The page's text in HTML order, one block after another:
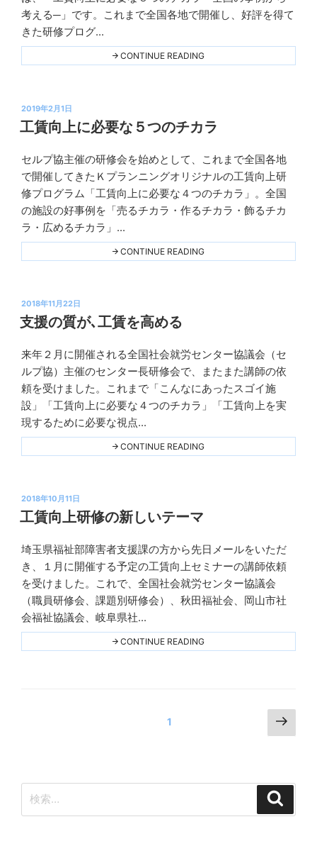
ラ
ン
ニ
考える─」です。これまで全国各地で開催し、好評を得て
きた研修プログ...
"埼
玉
上
会"
THIS
CONTINUE READING
投
稿
日:
2019年2月1日
工賃向上に必要な５つのチカラ
Ｋ
プ
ラ
ン
ニ
セルプ協主催の研修会を始めとして、これまで全国各地
で開催してきたＫプランニングオリジナルの工賃向上研
修プログラム「工賃向上に必要な４つのチカラ」。全国
の施設の好事例を「売るチカラ・作るチカラ・飾るチカ
ラ・広めるチカラ」...
"工
賃
要
な
の
カ
ラ"
CONTINUE READING
投
稿
日:
2018年11月22日
支援の質が､工賃を高める
Ｋ
プ
ラ
ン
ニ
来年２月に開催される全国社会就労センター協議会（セ
ルプ協）主催のセンター長研修会で、またまた講師の依
頼を受けました。これまで「こんなにあったスゴイ施
設」「工賃向上に必要な４つのチカラ」「工賃向上を実
現するために必要な視点...
"支
援
を
る"
THIS
CONTINUE READING
投
稿
日:
2018年10月11日
工賃向上研修の新しいテーマ
Ｋ
プ
ラ
ン
ニ
埼玉県福祉部障害者支援課の方から先日メールをいただ
き、１月に開催する予定の工賃向上セミナーの講師依頼
を受けました。これで、全国社会就労センター協議会
（職員研修会、課題別研修会）、秋田福祉会、岡山市社
会福祉協議会、岐阜県社...
"工
賃
CONTINUE READING
ー
ジ
固定ページ1
次
の
ジ
索: